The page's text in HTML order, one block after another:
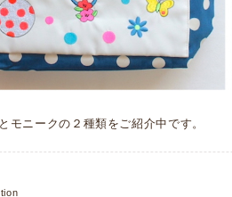
モニークの２種類をご紹介中です。